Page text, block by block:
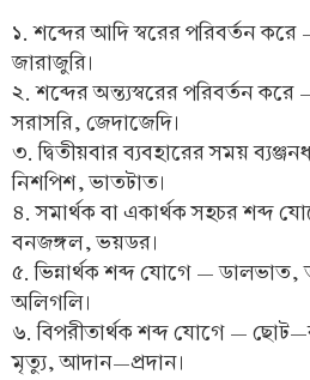
১. শব্দের আদি স্বরের পরিবর্তন করে
জারাজুরি।
২. শব্দের অন্ত্যস্বরের পরিবর্তন করে
সরাসরি, জেদাজেদি।
৩. দ্বিতীয়বার ব্যবহারের সময়
নিশপিশ, ভাতটাত।
৪. সমার্থক বা একার্থক সহচর শব্দ
বনজঙ্গল, ভয়ডর।
৫. ভিন্নার্থক শব্দ যোগে — ডালভাত,
অলিগলি।
৬. বিপরীতার্থক শব্দ যোগে —
মৃত্যু, আদান—প্রদান।